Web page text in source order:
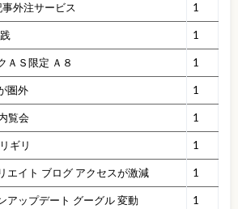
外注サービス 1
1
ＡＳ限定 Ａ８ 1
圏外 1
覧会 1
ギリ 1
エイト ブログ アクセスが激減 1
アップデート グーグル 変動 1